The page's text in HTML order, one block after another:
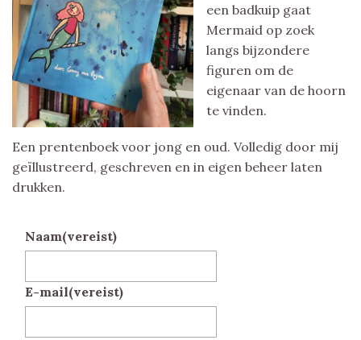
een badkuip gaat
Mermaid op zoek
langs bijzondere
figuren om de
eigenaar van de hoorn
te vinden.
Een prentenboek voor jong en oud. Volledig door mij
geïllustreerd, geschreven en in eigen beheer laten
drukken.
Naam(vereist)
E-mail(vereist)